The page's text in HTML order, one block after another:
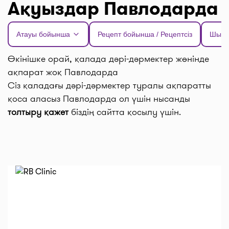
Ақуыздар Павлодарда
Атауы бойынша Рецепт бойынша / Рецептсіз
Өкінішке орай, қалада дәрі-дәрмектер жөнінде
ақпарат жоқ Павлодарда
Сіз қаладағы дәрі-дәрмектер туралы ақпаратты
қоса аласыз Павлодарда ол үшін нысанды
толтыру қажетбіздің сайтта қосылу үшін.